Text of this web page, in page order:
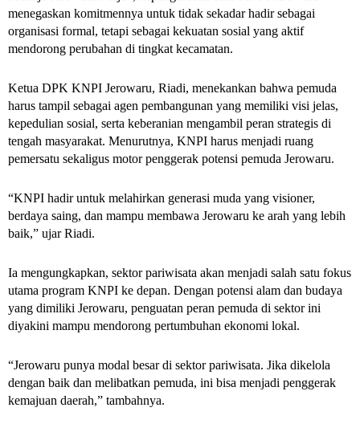
menegaskan komitmennya untuk tidak sekadar hadir sebagai
organisasi formal, tetapi sebagai kekuatan sosial yang aktif
mendorong perubahan di tingkat kecamatan.
Ketua DPK KNPI Jerowaru, Riadi, menekankan bahwa pemuda
harus tampil sebagai agen pembangunan yang memiliki visi jelas,
kepedulian sosial, serta keberanian mengambil peran strategis di
tengah masyarakat. Menurutnya, KNPI harus menjadi ruang
pemersatu sekaligus motor penggerak potensi pemuda Jerowaru.
“KNPI hadir untuk melahirkan generasi muda yang visioner,
berdaya saing, dan mampu membawa Jerowaru ke arah yang lebih
baik,” ujar Riadi.
Ia mengungkapkan, sektor pariwisata akan menjadi salah satu fokus
utama program KNPI ke depan. Dengan potensi alam dan budaya
yang dimiliki Jerowaru, penguatan peran pemuda di sektor ini
diyakini mampu mendorong pertumbuhan ekonomi lokal.
“Jerowaru punya modal besar di sektor pariwisata. Jika dikelola
dengan baik dan melibatkan pemuda, ini bisa menjadi penggerak
kemajuan daerah,” tambahnya.